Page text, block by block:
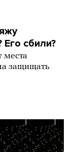
сбили?
места
защищать